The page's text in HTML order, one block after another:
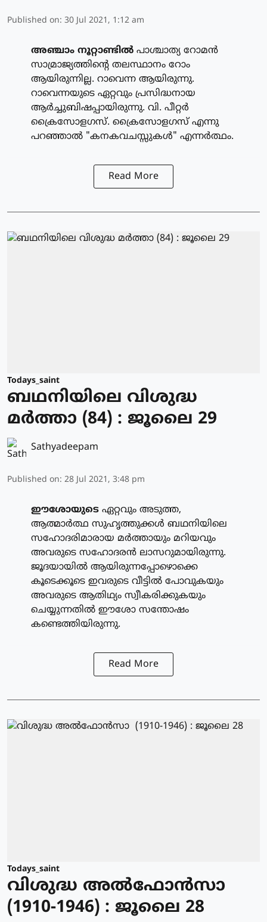
Published on: 30 Jul 2021, 1:12 am
അഞ്ചാം നൂറ്റാണ്ടില്‍ പാശ്ചാത്യ റോമന്‍
സാമ്രാജ്യത്തിന്റെ തലസ്ഥാനം റോം
ആയിരുന്നില്ല. റാവെന്ന ആയിരുന്നു.
റാവെന്നയുടെ ഏറ്റവും പ്രസിദ്ധനായ
ആര്‍ച്ചുബിഷപ്പായിരുന്നു. വി. പീറ്റര്‍
ക്രൈസോളഗസ്. ക്രൈസോളഗസ് എന്നു
പറഞ്ഞാല്‍ "കനകവചസ്സുകള്‍" എന്നര്‍ത്ഥം.
Read More
Todays_saint
ബഥനിയിലെ വിശുദ്ധ
മര്‍ത്താ (84) : ജൂലൈ 29
Sathyadeepam
Published on: 28 Jul 2021, 3:48 pm
ഈശോയുടെ ഏറ്റവും അടുത്ത,
ആത്മാര്‍ത്ഥ സുഹൃത്തുക്കള്‍ ബഥനിയിലെ
സഹോദരിമാരായ മര്‍ത്തായും മറിയവും
അവരുടെ സഹോദരന്‍ ലാസറുമായിരുന്നു.
ജൂദയായില്‍ ആയിരുന്നപ്പോഴൊക്കെ
കൂടെക്കൂടെ ഇവരുടെ വീട്ടില്‍ പോവുകയും
അവരുടെ ആതിഥ്യം സ്വീകരിക്കുകയും
ചെയ്യുന്നതില്‍ ഈശോ സന്തോഷം
കണ്ടെത്തിയിരുന്നു.
Read More
Todays_saint
വിശുദ്ധ അല്‍ഫോന്‍സാ
(1910-1946) : ജൂലൈ 28